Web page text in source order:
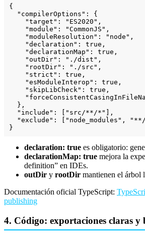
{
"compilerOptions" : {
"target" : "ES2020" ,
"module" : "CommonJS" ,
"moduleResolution" : "node" ,
"declaration" : true ,
"declarationMap" : true ,
"outDir" : "./dist" ,
"rootDir" : "./src" ,
"strict" : true ,
"esModuleInterop" : true ,
"skipLibCheck" : true ,
  },
"include" : [ "src/**/*"
],
"exclude" : [ "node_modules" ,
}
declaration: true es obligatorio:
declarationMap: true mejora la
definition” en IDEs.
outDir y rootDir mantienen el árbol
Documentación oficial TypeScript:
publishing
4. Código: exportaciones claras y